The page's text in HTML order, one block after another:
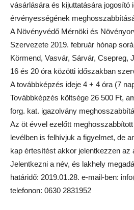
vásárlására és kijuttatására jogosító
érvényességének
A Növényvédő Mérnöki és
Szervezete 2019. február hónap
Körmend, Vasvár, Sárvár, Csepreg,
16 és 20 óra közötti időszakban
A továbbképzés ideje 4 + 4 óra (7
Továbbképzés költsége 26 500 Ft,
forg. kat. igazolvány
Az öt évvel ezelőtt
levélben is felhívjuk a figyelmet, de
kap értesítést akkor jelentkezzen az
Jelentkezni a név, és lakhely
határidő: 2019.01.28. e-mail-ben:
telefonon: 0630 2831952